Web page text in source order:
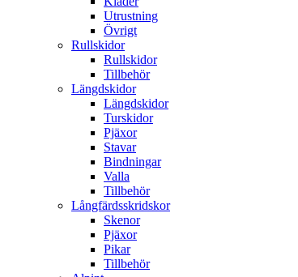
Utrustning
Övrigt
Rullskidor
Rullskidor
Tillbehör
Längdskidor
Längdskidor
Turskidor
Pjäxor
Stavar
Bindningar
Valla
Tillbehör
Långfärdsskridskor
Skenor
Pjäxor
Pikar
Tillbehör